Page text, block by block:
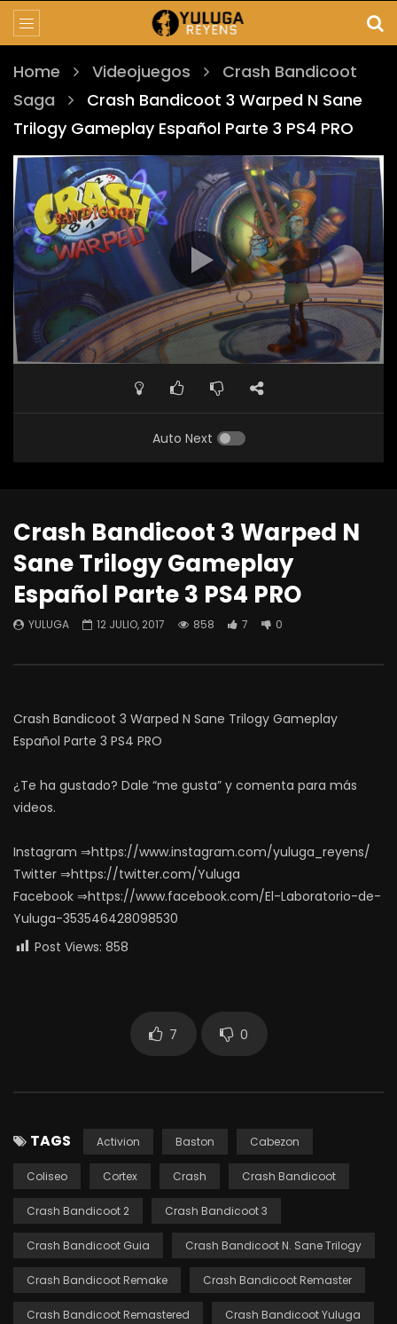
Home Videojuegos
Crash Bandicoot
Saga
Crash Bandicoot 3 Warped N Sane
Trilogy Gameplay Español Parte 3 PS4 PRO
Auto Next
Crash Bandicoot 3 Warped N
Sane Trilogy Gameplay
Español Parte 3 PS4 PRO
YULUGA 12 JULIO, 2017 858 7 0
Crash Bandicoot 3 Warped N Sane Trilogy Gameplay
Español Parte 3 PS4 PRO
¿Te ha gustado? Dale “me gusta” y comenta para más
videos.
Instagram ⇒https://www.instagram.com/yuluga_reyens/
Twitter ⇒https://twitter.com/Yuluga
Facebook ⇒https://www.facebook.com/El-Laboratorio-de-
Yuluga-353546428098530
Post Views: 858
7 0
TAGS Activion Baston Cabezon
Coliseo Cortex Crash Crash Bandicoot
Crash Bandicoot 2 Crash Bandicoot 3
Crash Bandicoot Guia Crash Bandicoot N. Sane Trilogy
Crash Bandicoot Remake Crash Bandicoot Remaster
Crash Bandicoot Remastered Crash Bandicoot Yuluga